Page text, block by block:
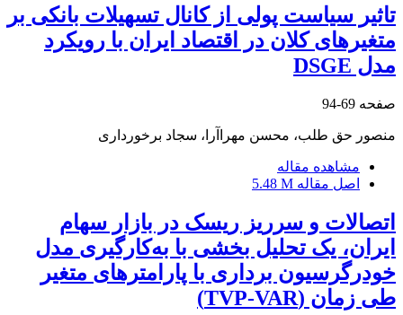
تاثیر سیاست پولی از کانال تسهیلات بانکی بر
متغیرهای کلان در اقتصاد ایران با رویکرد
مدل DSGE
صفحه 69-94
منصور حق طلب، محسن مهراآرا، سجاد برخورداری
مشاهده مقاله
اصل مقاله 5.48 M
اتصالات و سرریز ریسک در بازار سهام
ایران، یک تحلیل بخشی با به‌کارگیری مدل
خودرگرسیون برداری با پارامترهای متغیر
طی زمان (TVP-VAR)